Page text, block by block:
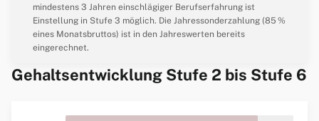
mindestens 3 Jahren einschlägiger Berufserfahrung ist
Einstellung in Stufe 3 möglich. Die Jahressonderzahlung (85 %
eines Monatsbruttos) ist in den Jahreswerten bereits
eingerechnet.
Gehaltsentwicklung Stufe 2 bis Stufe 6